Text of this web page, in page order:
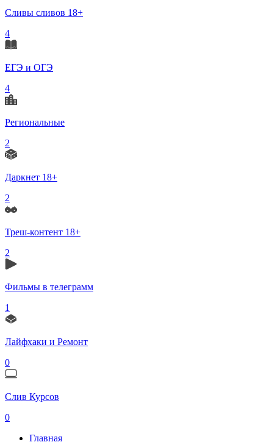
Сливы сливов 18+
4
ЕГЭ и ОГЭ
4
Региональные
2
Даркнет 18+
2
Треш-контент 18+
2
Фильмы в телеграмм
1
Лайфхаки и Ремонт
0
Слив Курсов
0
Главная